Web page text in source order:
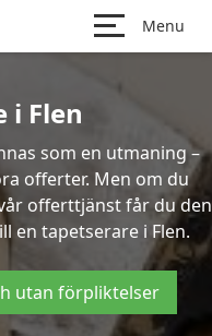
Menu
i Flen
som en utmaning –
offerter. Men om du
offerttjänst får du den
en tapetserare i Flen.
utan förpliktelser